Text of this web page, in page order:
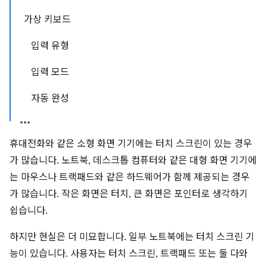
가상 키보드
입력 유형
입력 모드
자동 완성
휴대전화와 같은 소형 화면 기기에는 터치 스크린이 있는 경우
가 많습니다. 노트북, 데스크톱 컴퓨터와 같은 대형 화면 기기에
는 마우스나 트랙패드와 같은 하드웨어가 함께 제공되는 경우
가 많습니다. 작은 화면은 터치, 큰 화면은 포인터로 생각하기
쉽습니다.
하지만 현실은 더 미묘합니다. 일부 노트북에는 터치 스크린 기
능이 있습니다. 사용자는 터치 스크린, 트랙패드 또는 둘 다와